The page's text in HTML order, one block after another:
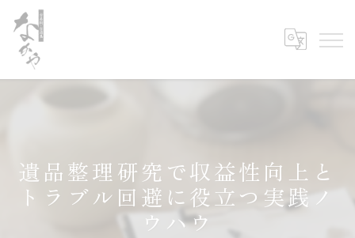
遺品整理研究で収益性向上と
トラブル回避に役立つ実践ノ
ウハウ